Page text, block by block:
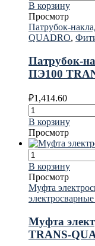
В корзину
Просмотр
Патрубок-
QUADRO,
Патрубок-
ПЭ100
₽1,414.60
В корзину
Просмотр
В корзину
Просмотр
Муфта
Муфта
TRANS-